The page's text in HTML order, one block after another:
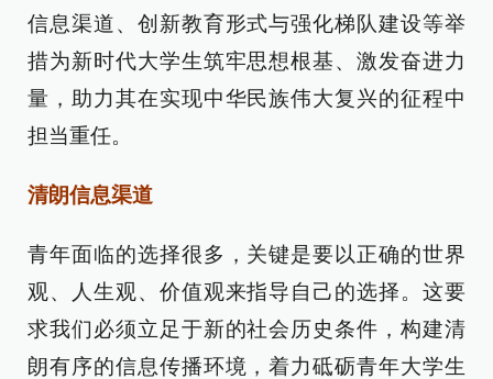
信息渠道、创新教育形式与强化梯队建设等举
措为新时代大学生筑牢思想根基、激发奋进力
量，助力其在实现中华民族伟大复兴的征程中
担当重任。
清朗信息渠道
青年面临的选择很多，关键是要以正确的世界
观、人生观、价值观来指导自己的选择。这要
求我们必须立足于新的社会历史条件，构建清
朗有序的信息传播环境，着力砥砺青年大学生